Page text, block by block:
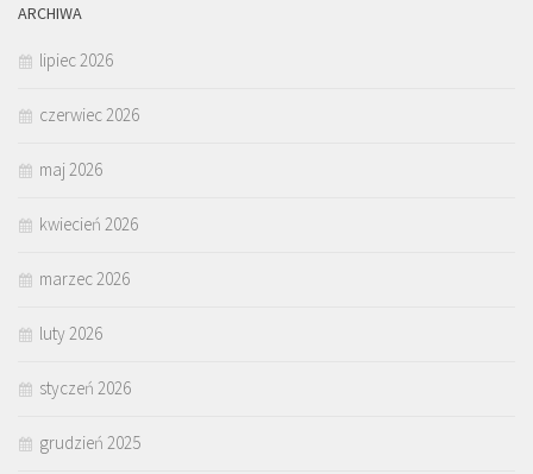
ARCHIWA
lipiec 2026
czerwiec 2026
maj 2026
kwiecień 2026
marzec 2026
luty 2026
styczeń 2026
grudzień 2025